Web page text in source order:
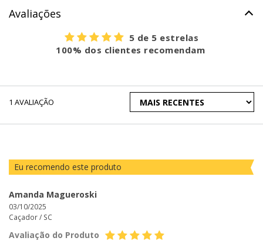
Avaliações
5 de 5 estrelas
100% dos clientes recomendam
1 AVALIAÇÃO
ORDENAR
AVALIAÇÕES
Eu recomendo este produto
Amanda Magueroski
03/10/2025
Caçador / SC
Avaliação do Produto